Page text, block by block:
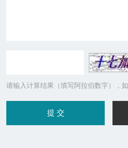
请输入计算结果（填写阿拉伯数字），